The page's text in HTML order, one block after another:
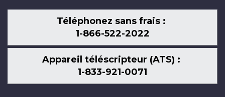
Téléphonez sans frais :
1-866-522-2022
Appareil téléscripteur (ATS) :
1-833-921-0071